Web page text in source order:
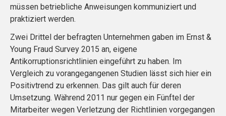
müssen betriebliche Anweisungen kommuniziert und
praktiziert werden.
Zwei Drittel der befragten Unternehmen gaben im Ernst &
Young Fraud Survey 2015 an, eigene
Antikorruptionsrichtlinien eingeführt zu haben. Im
Vergleich zu vorangegangenen Studien lässt sich hier ein
Positivtrend zu erkennen. Das gilt auch für deren
Umsetzung. Während 2011 nur gegen ein Fünftel der
Mitarbeiter wegen Verletzung der Richtlinien vorgegangen